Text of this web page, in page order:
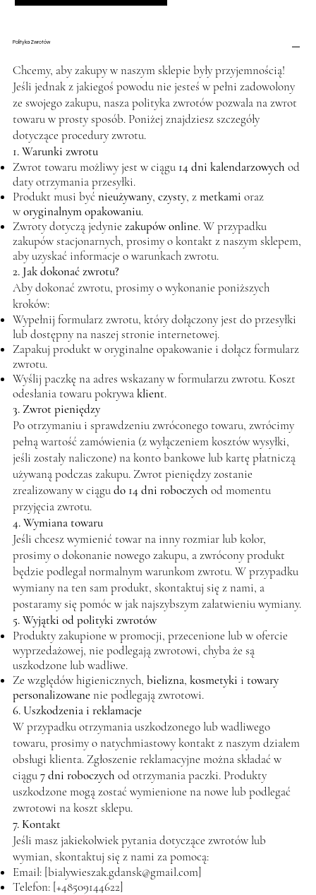
Polityka Zwrotów
Chcemy, aby zakupy w naszym sklepie były przyjemnością!
Jeśli jednak z jakiegoś powodu nie jesteś w pełni zadowolony
ze swojego zakupu, nasza polityka zwrotów pozwala na zwrot
towaru w prosty sposób. Poniżej znajdziesz szczegóły
dotyczące procedury zwrotu.
1. Warunki zwrotu
Zwrot towaru możliwy jest w ciągu 14 dni kalendarzowych od
daty otrzymania przesyłki.
Produkt musi być nieużywany, czysty, zmetkami oraz
woryginalnym opakowaniu.
Zwroty dotyczą jedynie zakupów online. W przypadku
zakupów stacjonarnych, prosimy o kontakt z naszym sklepem,
aby uzyskać informacje o warunkach zwrotu.
2. Jak dokonać zwrotu?
Aby dokonać zwrotu, prosimy o wykonanie poniższych
kroków:
Wypełnij formularz zwrotu, który dołączony jest do przesyłki
lub dostępny na naszej stronie internetowej.
Zapakuj produkt w oryginalne opakowanie i dołącz formularz
zwrotu.
Wyślij paczkę na adres wskazany w formularzu zwrotu. Koszt
odesłania towaru pokrywaklient.
3. Zwrot pieniędzy
Po otrzymaniu i sprawdzeniu zwróconego towaru, zwrócimy
pełną wartość zamówienia (z wyłączeniem kosztów wysyłki,
jeśli zostały naliczone) na konto bankowe lub kartę płatniczą
używaną podczas zakupu. Zwrot pieniędzy zostanie
zrealizowany w ciągudo 14 dni roboczych od momentu
przyjęcia zwrotu.
4. Wymiana towaru
Jeśli chcesz wymienić towar na inny rozmiar lub kolor,
prosimy o dokonanie nowego zakupu, a zwrócony produkt
będzie podlegał normalnym warunkom zwrotu. W przypadku
wymiany na ten sam produkt, skontaktuj się z nami, a
postaramy się pomóc w jak najszybszym załatwieniu wymiany.
5. Wyjątki od polityki zwrotów
Produkty zakupione w promocji, przecenione lub w ofercie
wyprzedażowej, nie podlegają zwrotowi, chyba że są
uszkodzone lub wadliwe.
Ze względów higienicznych, bielizna, kosmetyki i towary
personalizowanenie podlegają zwrotowi.
6. Uszkodzenia i reklamacje
W przypadku otrzymania uszkodzonego lub wadliwego
towaru, prosimy o natychmiastowy kontakt z naszym działem
obsługi klienta. Zgłoszenie reklamacyjne można składać w
ciągu7 dni roboczych od otrzymania paczki. Produkty
uszkodzone mogą zostać wymienione na nowe lub podlegać
zwrotowi na koszt sklepu.
7. Kontakt
Jeśli masz jakiekolwiek pytania dotyczące zwrotów lub
wymian, skontaktuj się z nami za pomocą:
Email: [bialywieszak.gdansk@gmail.com]
Telefon: [+48509144622]